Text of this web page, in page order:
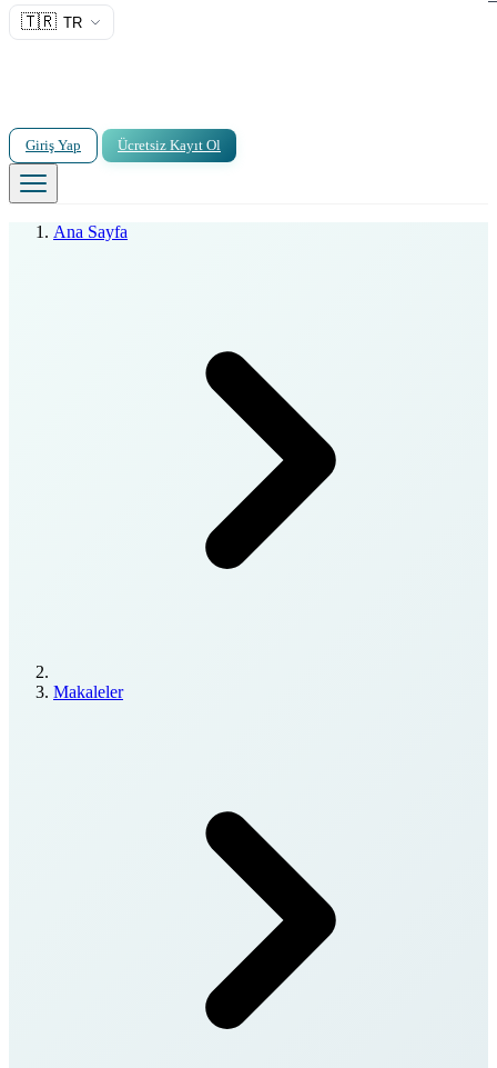
🇹🇷 TR
Giriş Yap Ücretsiz Kayıt Ol
Ana Sayfa
Makaleler